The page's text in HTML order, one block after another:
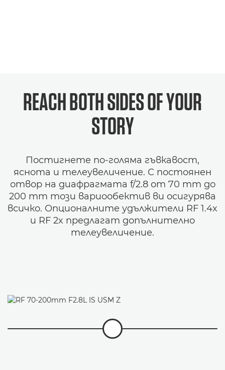
REACH BOTH SIDES OF YOUR
STORY
Постигнете по-голяма гъвкавост,
яснота и телеувеличение. С постоянен
отвор на диафрагмата f/2.8 от 70 mm до
200 mm този вариообектив ви осигурява
всичко. Опционалните удължители RF 1.4x
и RF 2x предлагат допълнително
телеувеличение.